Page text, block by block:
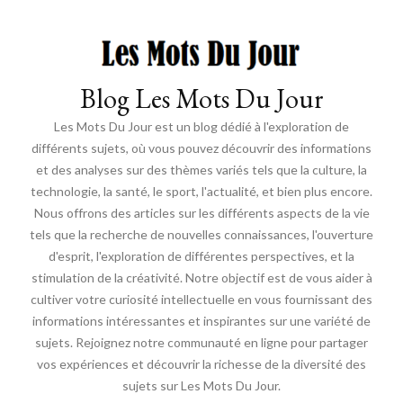
Blog Les Mots Du Jour
Les Mots Du Jour est un blog dédié à l'exploration de
différents sujets, où vous pouvez découvrir des informations
et des analyses sur des thèmes variés tels que la culture, la
technologie, la santé, le sport, l'actualité, et bien plus encore.
Nous offrons des articles sur les différents aspects de la vie
tels que la recherche de nouvelles connaissances, l'ouverture
d'esprit, l'exploration de différentes perspectives, et la
stimulation de la créativité. Notre objectif est de vous aider à
cultiver votre curiosité intellectuelle en vous fournissant des
informations intéressantes et inspirantes sur une variété de
sujets. Rejoignez notre communauté en ligne pour partager
vos expériences et découvrir la richesse de la diversité des
sujets sur Les Mots Du Jour.